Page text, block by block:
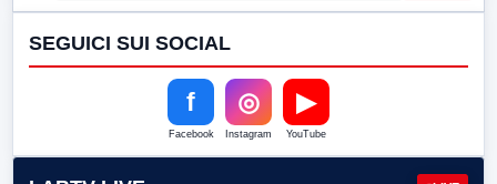
SEGUICI SUI SOCIAL
f
Facebook
◎
Instagram
▶
YouTube